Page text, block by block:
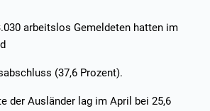
arbeitslos Gemeldeten hatten im
(37,6 Prozent).
der Ausländer lag im April bei 25,6